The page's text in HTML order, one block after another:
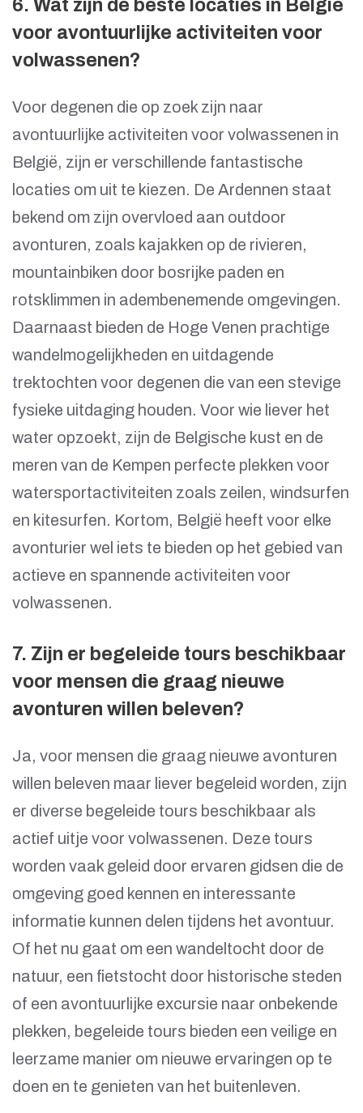
6. Wat zijn de beste locaties in België
voor avontuurlijke activiteiten voor
volwassenen?
Voor degenen die op zoek zijn naar
avontuurlijke activiteiten voor volwassenen in
België, zijn er verschillende fantastische
locaties om uit te kiezen. De Ardennen staat
bekend om zijn overvloed aan outdoor
avonturen, zoals kajakken op de rivieren,
mountainbiken door bosrijke paden en
rotsklimmen in adembenemende omgevingen.
Daarnaast bieden de Hoge Venen prachtige
wandelmogelijkheden en uitdagende
trektochten voor degenen die van een stevige
fysieke uitdaging houden. Voor wie liever het
water opzoekt, zijn de Belgische kust en de
meren van de Kempen perfecte plekken voor
watersportactiviteiten zoals zeilen, windsurfen
en kitesurfen. Kortom, België heeft voor elke
avonturier wel iets te bieden op het gebied van
actieve en spannende activiteiten voor
volwassenen.
7. Zijn er begeleide tours beschikbaar
voor mensen die graag nieuwe
avonturen willen beleven?
Ja, voor mensen die graag nieuwe avonturen
willen beleven maar liever begeleid worden, zijn
er diverse begeleide tours beschikbaar als
actief uitje voor volwassenen. Deze tours
worden vaak geleid door ervaren gidsen die de
omgeving goed kennen en interessante
informatie kunnen delen tijdens het avontuur.
Of het nu gaat om een wandeltocht door de
natuur, een fietstocht door historische steden
of een avontuurlijke excursie naar onbekende
plekken, begeleide tours bieden een veilige en
leerzame manier om nieuwe ervaringen op te
doen en te genieten van het buitenleven.